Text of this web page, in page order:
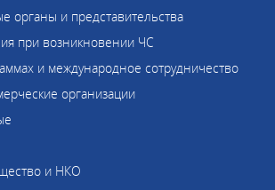
органы и представительства
при возникновении ЧС
и международное сотрудничество
организации
и НКО